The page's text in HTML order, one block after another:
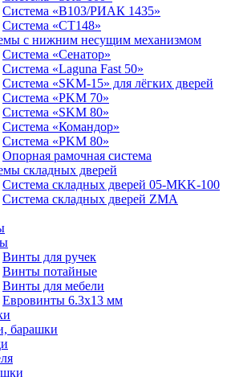
Система «B103/РИАК 1435»
Система «СТ148»
с нижним несущим механизмом
Система «Сенатор»
Система «Laguna Fast 50»
Система «SKM-15» для лёгких дверей
Система «PKM 70»
Система «SKM 80»
Система «Командор»
Система «PKM 80»
Опорная рамочная система
складных дверей
Система складных дверей 05-MKK-100
Система складных дверей ZMA
Винты для ручек
Винты потайные
Винты для мебели
Евровинты 6.3х13 мм
барашки